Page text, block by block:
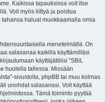
Kaikissa tapauksissa voit itse
Voit myös liittyä ja poistua
haluat muokkaamalla omia
menetelmällä. On
salasanaa kaikilla käyttämilläsi
käyttäjätiliisi "SBiL
huolella tallessa. Missään
sivustolta, phpBB tai muu kolmas
unohdat salasanasi. Voit käyttää
Tämä toiminto pyytää